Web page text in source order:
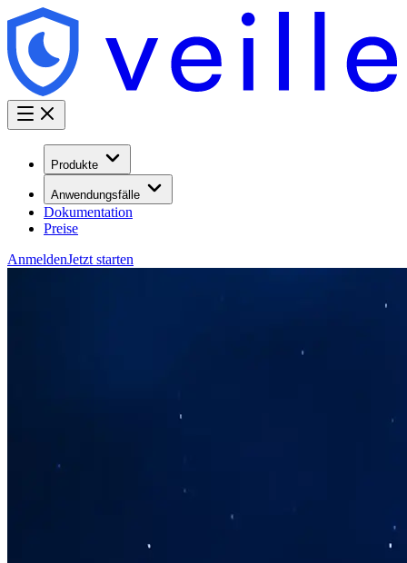
Produkte
Anwendungsfälle
Dokumentation
Preise
AnmeldenJetzt starten